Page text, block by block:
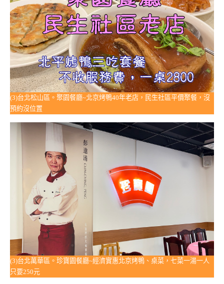
(3)台北松山區。聚園餐廳~北京烤鴨40年老店，民生社區平價聚餐，沒
預約沒位置
(3)台北萬華區。珍寶園餐廳~經濟實惠北京烤鴨、桌菜，七菜一湯一人
只要250元